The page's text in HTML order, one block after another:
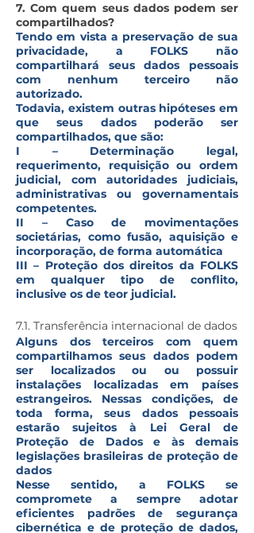
7. Com quem seus dados podem ser
compartilhados?
Tendo em vista a preservação de sua
privacidade, a FOLKS não
compartilhará seus dados pessoais
com nenhum terceiro não
autorizado.
Todavia, existem outras hipóteses em
que seus dados poderão ser
compartilhados, que são:
I – Determinação legal,
requerimento, requisição ou ordem
judicial, com autoridades judiciais,
administrativas ou governamentais
competentes.
II – Caso de movimentações
societárias, como fusão, aquisição e
incorporação, de forma automática
III – Proteção dos direitos da FOLKS
em qualquer tipo de conflito,
inclusive os de teor judicial.
7.1. Transferência internacional de dados
Alguns dos terceiros com quem
compartilhamos seus dados podem
ser localizados ou ou possuir
instalações localizadas em países
estrangeiros. Nessas condições, de
toda forma, seus dados pessoais
estarão sujeitos à Lei Geral de
Proteção de Dados e às demais
legislações brasileiras de proteção de
dados
Nesse sentido, a FOLKS se
compromete a sempre adotar
eficientes padrões de segurança
cibernética e de proteção de dados,